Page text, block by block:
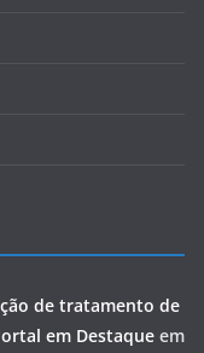
de tratamento de
em Destaque em